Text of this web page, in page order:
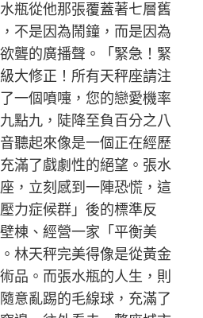
瓶從他那張覆蓋著七層舊
不是因為鬧鐘，而是因為
聾的廣播聲。「緊急！緊
大修正！所有天秤座請注
一個噴嚏，您的戀愛機率
點九，陡降至負百分之八
聽起來像是一個正在經歷
滿了戲劇性的絕望。張水
，立刻感到一陣恐慌，這
力症候群」後的標準反
棟、經營一家「平衡美
林天秤完美得像是從黃金
品。而張水瓶的人生，則
意亂踢的毛線球，充滿了